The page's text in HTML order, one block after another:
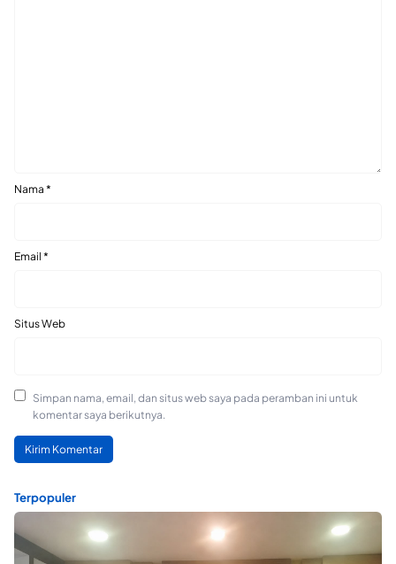
Nama *
Email *
Situs Web
Simpan nama, email, dan situs web saya pada peramban ini untuk
komentar saya berikutnya.
Terpopuler